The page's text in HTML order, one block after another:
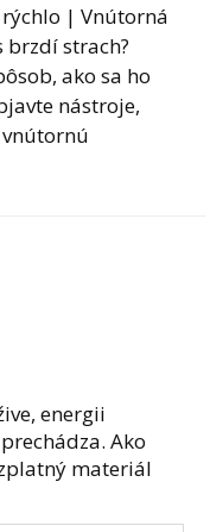
| Vnútorná
brzdí strach?
ako sa ho
nástroje,
energii
Ako
materiál